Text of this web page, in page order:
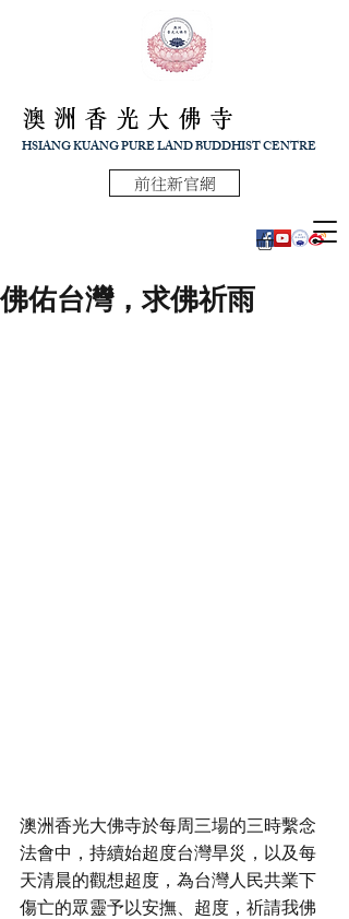
澳洲香光大佛寺
HSIANG KUANG PURE LAND BUDDHIST CENTRE
前往新官網
佛佑台灣，求佛祈雨
澳洲香光大佛寺於每周三場的三時繫念
法會中，持續始超度台灣旱災，以及每
天清晨的觀想超度，為台灣人民共業下
傷亡的眾靈予以安撫、超度，祈請我佛